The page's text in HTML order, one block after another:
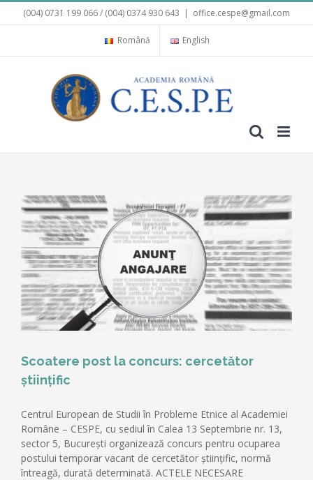
Skip
to
(004) 0731 199 066 / (004) 0374 930 643 | office.cespe@gmail.com
Română English
Scoatere post la concurs: cercetător
științific
Centrul European de Studii în Probleme Etnice al Academiei
Române – CESPE, cu sediul în Calea 13 Septembrie nr. 13,
sector 5, București organizează concurs pentru ocuparea
postului temporar vacant de cercetător ştiinţific, normă
întreagă, durată determinată. ACTELE NECESARE